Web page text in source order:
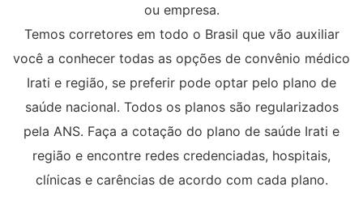
ou empresa.
Temos corretores em todo o Brasil que vão auxiliar
você a conhecer todas as opções de convênio médico
Irati e região, se preferir pode optar pelo plano de
saúde nacional. Todos os planos são regularizados
pela ANS. Faça a cotação do plano de saúde Irati e
região e encontre redes credenciadas, hospitais,
clínicas e carências de acordo com cada plano.